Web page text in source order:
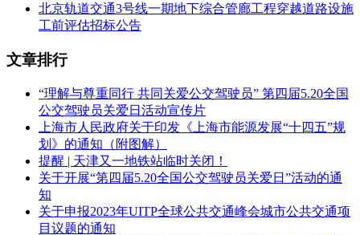
（三）不接受联合体投标，母、子公司（集团）及具有控股与
被控股关系的公司，只允许一家报价，同一法定代表人只接受
一家报价。
[其他]：近三年在招标投标活动或合同履约过程中有不良行为
记录正处在我市主管部门行政处罚期、警示的或正在接受我市
主管部门调查的或被业主列入业主不良诚信行为名录的报价人
且正在处罚期的将不被接受。
存在严重拖欠农民工工资等违法失信行为的投标人将不被接
北京轨道交通3号线一期地下综合管廊工程穿越道路设施
工前评估招标公告
文章排行
“理解与尊重同行 共同关爱公交驾驶员” 第四届5.20全国
公交驾驶员关爱日活动宣传片
上海市人民政府关于印发《上海市能源发展“十四五”规
划》的通知（附图解）
提醒 | 天津又一地铁站临时关闭！
关于开展“第四届5.20全国公交驾驶员关爱日”活动的通
知
关于申报2023年UITP全球公共交通峰会城市公共交通项
目议题的通知